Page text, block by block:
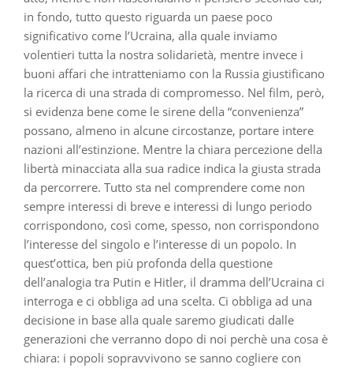
in fondo, tutto questo riguarda un paese poco
significativo come l’Ucraina, alla quale inviamo
volentieri tutta la nostra solidarietà, mentre invece i
buoni affari che intratteniamo con la Russia giustificano
la ricerca di una strada di compromesso. Nel film, però,
si evidenza bene come le sirene della “convenienza”
possano, almeno in alcune circostanze, portare intere
nazioni all’estinzione. Mentre la chiara percezione della
libertà minacciata alla sua radice indica la giusta strada
da percorrere. Tutto sta nel comprendere come non
sempre interessi di breve e interessi di lungo periodo
corrispondono, così come, spesso, non corrispondono
l’interesse del singolo e l’interesse di un popolo. In
quest’ottica, ben più profonda della questione
dell’analogia tra Putin e Hitler, il dramma dell’Ucraina ci
interroga e ci obbliga ad una scelta. Ci obbliga ad una
decisione in base alla quale saremo giudicati dalle
generazioni che verranno dopo di noi perchè una cosa è
chiara: i popoli sopravvivono se sanno cogliere con